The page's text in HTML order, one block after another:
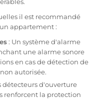
n'est pas seulement
valeur, c'est aussi une
. Une alarme réagit aux
même en votre
les familles avec enfants,
il est recommandé
appartement :
: Un système d'alarme
une alarme sonore
en cas de détection de
autorisée.
détecteurs d'ouverture
renforcent la protection